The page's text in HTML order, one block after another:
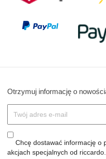
Otrzymuj informację o
Chcę dostawać informację o
akcjach specjalnych od